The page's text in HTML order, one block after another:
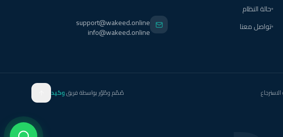
حالة النظام
تواصل معنا
support@wakeed.online
info@wakeed.online
صُمّم وطُوّر بواسطة فريقوكيد